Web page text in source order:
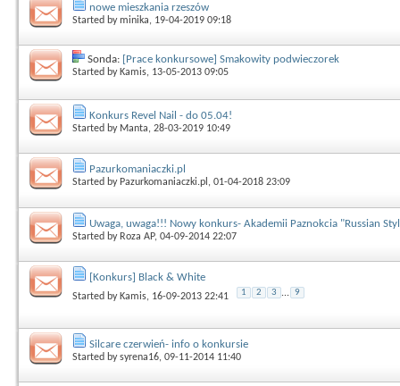
nowe mieszkania rzeszów
Started byminika, 19-04-2019 09:18
Sonda: [Prace konkursowe] Smakowity podwieczorek
Started by Kamis, 13-05-2013 09:05
Konkurs Revel Nail - do 05.04!
Started by Manta, 28-03-2019 10:49
Pazurkomaniaczki.pl
Started by Pazurkomaniaczki.pl , 01-04-2018 23:09
Uwaga, uwaga!!! Nowy konkurs- Akademii Paznokcia "Russian
Started by Roza AP, 04-09-2014 22:07
[Konkurs] Black & White
Started by Kamis, 16-09-2013 22:41 1 2 3 ... 9
Silcare czerwień- info o konkursie
Started bysyrena16, 09-11-2014 11:40